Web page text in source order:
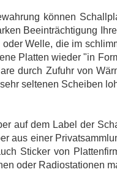
können
Beeinträchtigung
oder Welle, die im
Platten wieder "in
durch Zufuhr von
seltenen Scheiben
auf dem Label der
aus einer
Sticker von
oder Radiostationen